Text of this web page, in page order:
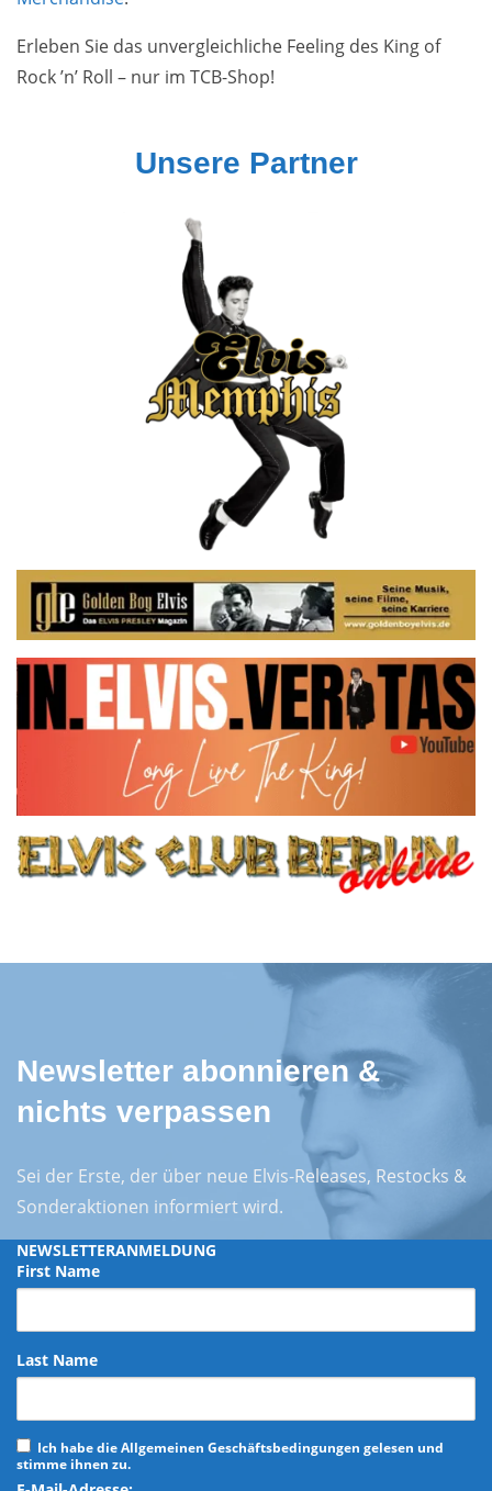
Erleben Sie das unvergleichliche Feeling des King of
Rock ’n’ Roll – nur im TCB-Shop!
Unsere Partner
Newsletter abonnieren &
nichts verpassen
Sei der Erste, der über neue Elvis-Releases, Restocks &
Sonderaktionen informiert wird.
NEWSLETTERANMELDUNG
First Name
Last Name
Ich habe die Allgemeinen Geschäftsbedingungen gelesen und
stimme ihnen zu.